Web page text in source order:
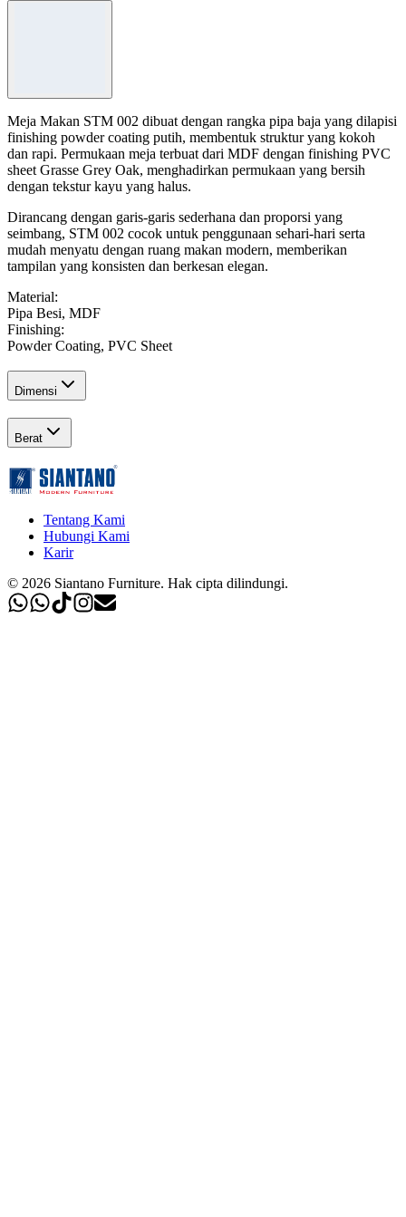
Meja Makan STM 002 dibuat dengan rangka pipa baja yang dilapisi
finishing powder coating putih, membentuk struktur yang kokoh
dan rapi. Permukaan meja terbuat dari MDF dengan finishing PVC
sheet Grasse Grey Oak, menghadirkan permukaan yang bersih
dengan tekstur kayu yang halus.
Dirancang dengan garis-garis sederhana dan proporsi yang
seimbang, STM 002 cocok untuk penggunaan sehari-hari serta
mudah menyatu dengan ruang makan modern, memberikan
tampilan yang konsisten dan berkesan elegan.
Material:
Pipa Besi, MDF
Finishing:
Powder Coating, PVC Sheet
Dimensi
Berat
Tentang Kami
Hubungi Kami
Karir
© 2026 Siantano Furniture. Hak cipta dilindungi.